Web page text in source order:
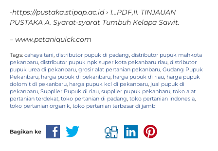
-https://pustaka.stipap.ac.id › 1…PDF,II. TINJAUAN
PUSTAKA A. Syarat-syarat Tumbuh Kelapa Sawit.
– www.petaniquick.com
Tags: cahaya tani, distributor pupuk di padang, distributor pupuk mahkota
pekanbaru, distributor pupuk npk super kota pekanbaru riau, distributor
pupuk urea di pekanbaru, grosir alat pertanian pekanbaru, Gudang Pupuk
Pekanbaru, harga pupuk di pekanbaru, harga pupuk di riau, harga pupuk
dolomit di pekanbaru, harga pupuk kcl di pekanbaru, jual pupuk di
pekanbaru, Supplier Pupuk di riau, supplier pupuk pekanbaru, toko alat
pertanian terdekat, toko pertanian di padang, toko pertanian indonesia,
toko pertanian organik, toko pertanian terbesar di jambi
Bagikan ke